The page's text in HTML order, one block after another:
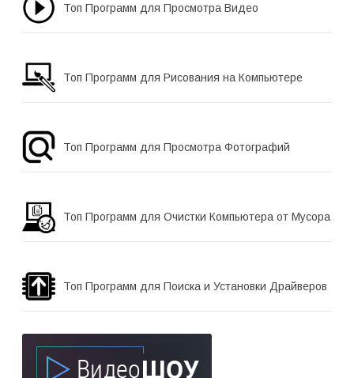
Топ Программ для Просмотра Видео
Топ Программ для Рисования на Компьютере
Топ Программ для Просмотра Фотографий
Топ Программ для Очистки Компьютера от Мусора
Топ Программ для Поиска и Установки Драйверов